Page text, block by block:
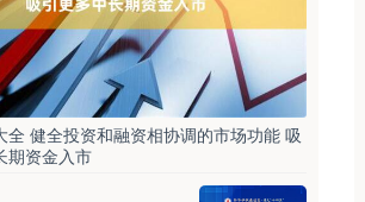
全 健全投资和融资相协调的市场功能 吸
期资金入市